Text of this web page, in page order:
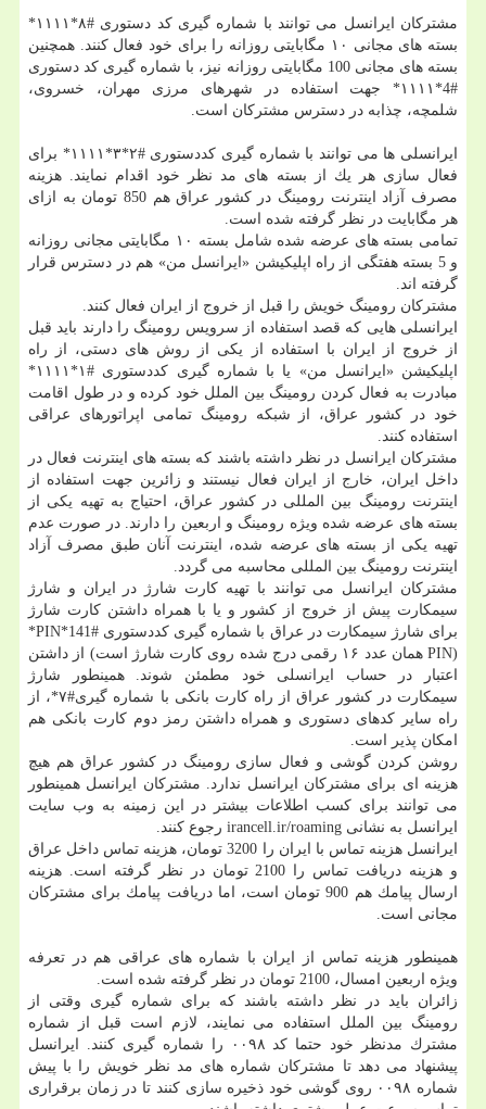
مشتركان ایرانسل می توانند با شماره گیری كد دستوری #۸*۱۱۱۱*
بسته های مجانی ۱۰ مگابایتی روزانه را برای خود فعال كنند. همچنین
بسته های مجانی 100 مگابایتی روزانه نیز، با شماره گیری كد دستوری
#4*۱۱۱۱* جهت استفاده در شهرهای مرزی مهران، خسروی،
شلمچه، چذابه در دسترس مشتركان است.
ایرانسلی ها می توانند با شماره گیری كددستوری #۲*۳*۱۱۱۱* برای
فعال سازی هر یك از بسته های مد نظر خود اقدام نمایند. هزینه
مصرف آزاد اینترنت رومینگ در كشور عراق هم 850 تومان به ازای
هر مگابایت در نظر گرفته شده است.
تمامی بسته های عرضه شده شامل بسته ۱۰ مگابایتی مجانی روزانه
و 5 بسته هفتگی از راه اپلیكیشن «ایرانسل من» هم در دسترس قرار
گرفته اند.
مشتركان رومینگ خویش را قبل از خروج از ایران فعال كنند.
ایرانسلی هایی كه قصد استفاده از سرویس رومینگ را دارند باید قبل
از خروج از ایران با استفاده از یكی از روش های دستی، از راه
اپلیكیشن «ایرانسل من» یا با شماره گیری كددستوری #۱*۱۱۱۱*
مبادرت به فعال كردن رومینگ بین الملل خود كرده و در طول اقامت
خود در كشور عراق، از شبكه رومینگ تمامی اپراتورهای عراقی
استفاده كنند.
مشتركان ایرانسل در نظر داشته باشند كه بسته های اینترنت فعال در
داخل ایران، خارج از ایران فعال نیستند و زائرین جهت استفاده از
اینترنت رومینگ بین المللی در كشور عراق، احتیاج به تهیه یكی از
بسته های عرضه شده ویژه رومینگ و اربعین را دارند. در صورت عدم
تهیه یكی از بسته های عرضه شده، اینترنت آنان طبق مصرف آزاد
اینترنت رومینگ بین المللی محاسبه می گردد.
مشتركان ایرانسل می توانند با تهیه كارت شارژ در ایران و شارژ
سیمكارت پیش از خروج از كشور و یا با همراه داشتن كارت شارژ
برای شارژ سیمكارت در عراق با شماره گیری كددستوری #PIN*141*
(PIN همان عدد ۱۶ رقمی درج شده روی كارت شارژ است) از داشتن
اعتبار در حساب ایرانسلی خود مطمئن شوند. همینطور شارژ
سیمكارت در كشور عراق از راه كارت بانكی با شماره گیری#۷*، از
راه سایر كدهای دستوری و همراه داشتن رمز دوم كارت بانكی هم
امكان پذیر است.
روشن كردن گوشی و فعال سازی رومینگ در كشور عراق هم هیچ
هزینه ای برای مشتركان ایرانسل ندارد. مشتركان ایرانسل همینطور
می توانند برای كسب اطلاعات بیشتر در این زمینه به وب سایت
ایرانسل به نشانی irancell.ir/roaming رجوع كنند.
ایرانسل هزینه تماس با ایران را 3200 تومان، هزینه تماس داخل عراق
و هزینه دریافت تماس را 2100 تومان در نظر گرفته است. هزینه
ارسال پیامك هم 900 تومان است، اما دریافت پیامك برای مشتركان
مجانی است.
همینطور هزینه تماس از ایران با شماره های عراقی هم در تعرفه
ویژه اربعین امسال، 2100 تومان در نظر گرفته شده است.
زائران باید در نظر داشته باشند كه برای شماره گیری وقتی از
رومینگ بین الملل استفاده می نمایند، لازم است قبل از شماره
مشترك مدنظر خود حتما كد ۰۰۹۸ را شماره گیری كنند. ایرانسل
پیشنهاد می دهد تا مشتركان شماره های مد نظر خویش را با پیش
شماره ۰۰۹۸ روی گوشی خود ذخیره سازی كنند تا در زمان برقراری